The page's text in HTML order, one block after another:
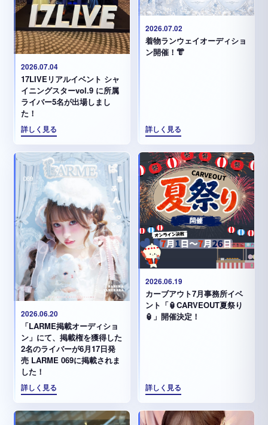
2026.07.04
17LIVEリアルイベント シャ
イニングスターvol.9 に所属
ライバー5名が出場しまし
た！
詳しく見る
2026.07.02
着物ランウェイオーディショ
ン開催！👘
詳しく見る
2026.06.20
「LARME掲載オーディショ
ン」にて、掲載権を獲得した
2名のライバーが6月17日発
売 LARME 069に掲載されま
した！
詳しく見る
2026.06.19
カーブアウト7月事務所イベ
ント「🏮CARVEOUT夏祭り
🏮」開催決定！
詳しく見る